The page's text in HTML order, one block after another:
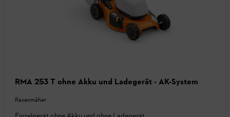
RMA 253 T ohne Akku und Ladegerät - AK-System
Rasenmäher